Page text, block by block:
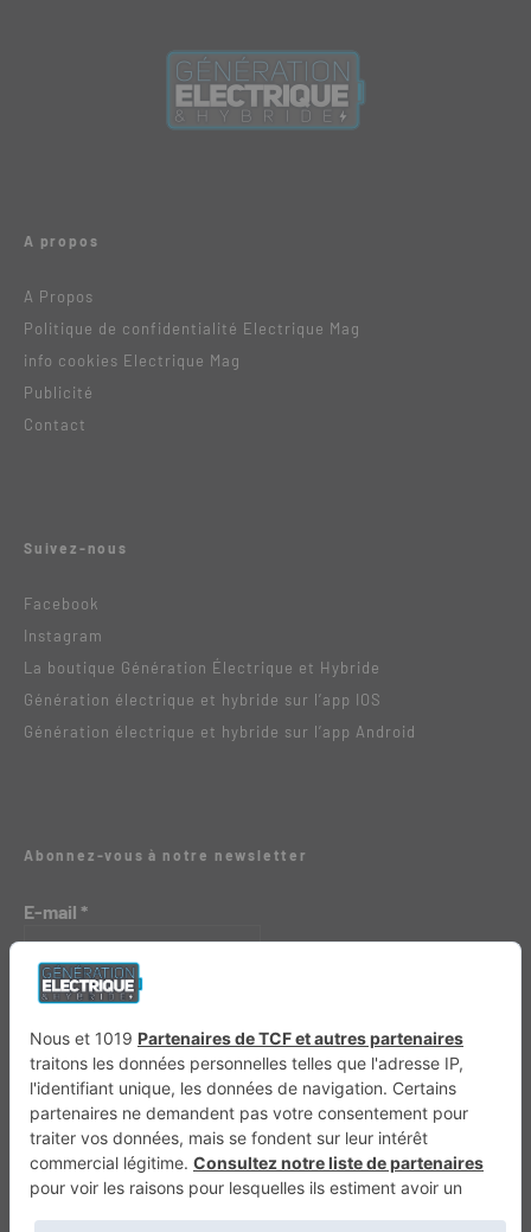
A propos
A Propos
Politique de confidentialité Electrique Mag
info cookies Electrique Mag
Publicité
Contact
Suivez-nous
Facebook
Instagram
La boutique Génération Électrique et Hybride
Génération électrique et hybride sur l’app IOS
Génération électrique et hybride sur l’app Android
Abonnez-vous à notre newsletter
E-mail *
Génération 4×4 Génération Sans Permis VTTAE.fr FullAttack MX2K